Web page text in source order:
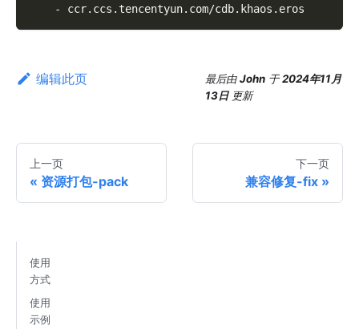
-
ccr.ccs.tencentyun.com/cdb.khaos.eros
编辑此页 最后由John 于2024年11月
13日 更新
上一页
资源打包-pack
下一页
兼容修复-fix
使用
方式
使用
示例